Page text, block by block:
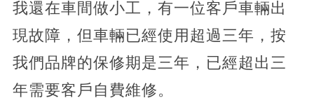
我還在車間做小工，有一位客戶車輛出
現故障，但車輛已經使用超過三年，按
我們品牌的保修期是三年，已經超出三
年需要客戶自費維修。